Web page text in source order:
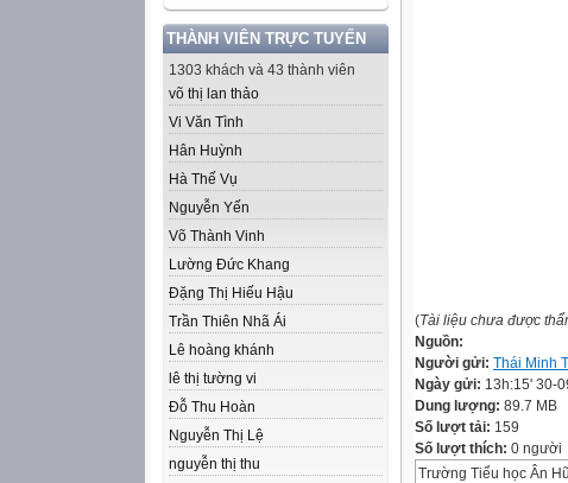
THÀNH VIÊN TRỰC TUYẾN
1303 khách và 43 thành viên
võ thị lan thảo
Vi Văn Tình
Hân Huỳnh
Hà Thế Vụ
Nguyễn Yến
Võ Thành Vinh
Lường Đức Khang
Đặng Thị Hiếu Hậu
Trần Thiên Nhã Ái
Lê hoàng khánh
lê thị tường vi
Đỗ Thu Hoàn
Nguyễn Thị Lệ
nguyễn thị thu
(Tài liệu chưa được
Nguồn:
Người gửi: Thái Minh
Ngày gửi: 13h:15' 30-
Dung lượng: 89.7 MB
Số lượt tải: 159
Số lượt thích: 0 người
Trường Tiểu học Ân